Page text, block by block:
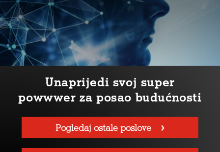
Unaprijedi svoj super
powwwer za posao budućnosti
Pogledaj ostale poslove